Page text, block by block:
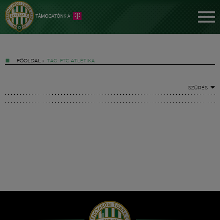
FŐOLDAL » TAG: FTC ATLÉTIKA
SZŰRÉS
Hírek